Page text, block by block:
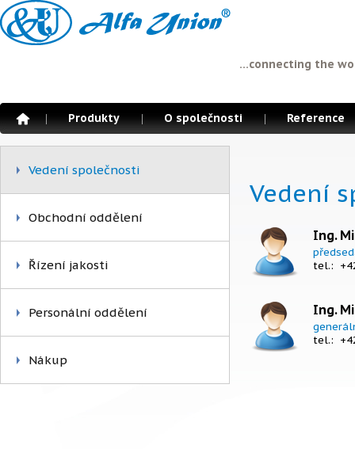
Produkty O společnosti Reference
...connecting the
Vedení společnosti
Obchodní oddělení
Řízení jakosti
Personální oddělení
Nákup
Vedení
Ing.
tel.:
Ing.
tel.: